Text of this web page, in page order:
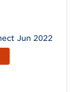
Jun 2022